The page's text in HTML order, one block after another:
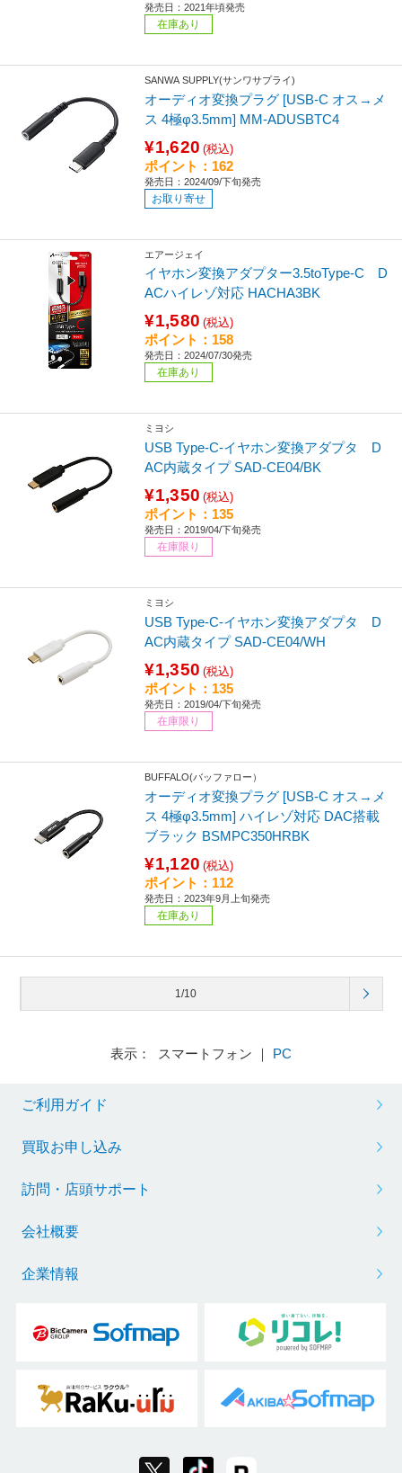
発売日：2021年頃発売
在庫あり
SANWA SUPPLY(サンワサプライ)
オーディオ変換プラグ [USB-C オス→メ
ス 4極φ3.5mm] MM-ADUSBTC4
¥1,620 (税込)
ポイント：162
発売日：2024/09/下旬発売
お取り寄せ
エアージェイ
イヤホン変換アダプター3.5toType-C D
ACハイレゾ対応 HACHA3BK
¥1,580 (税込)
ポイント：158
発売日：2024/07/30発売
在庫あり
ミヨシ
USB Type-C-イヤホン変換アダプタ D
AC内蔵タイプ SAD-CE04/BK
¥1,350 (税込)
ポイント：135
発売日：2019/04/下旬発売
在庫限り
ミヨシ
USB Type-C-イヤホン変換アダプタ D
AC内蔵タイプ SAD-CE04/WH
¥1,350 (税込)
ポイント：135
発売日：2019/04/下旬発売
在庫限り
BUFFALO(バッファロー）
オーディオ変換プラグ [USB-C オス→メ
ス 4極φ3.5mm] ハイレゾ対応 DAC搭載
ブラック BSMPC350HRBK
¥1,120 (税込)
ポイント：112
発売日：2023年9月上旬発売
在庫あり
1/10
表示： スマートフォン ｜ PC
ご利用ガイド
買取お申し込み
訪問・店頭サポート
会社概要
企業情報